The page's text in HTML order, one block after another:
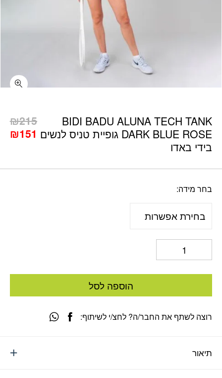
BIDI BADU ALUNA TECH TANK
DARK BLUE ROSE גופיית טניס לנשים
בידי באדו
₪215
המחיר
₪215.
₪151
בחר מידה
הוספה לסל
תיאור
רוצה לשתף את החבר/ה? לחצ/י לשיתוף: